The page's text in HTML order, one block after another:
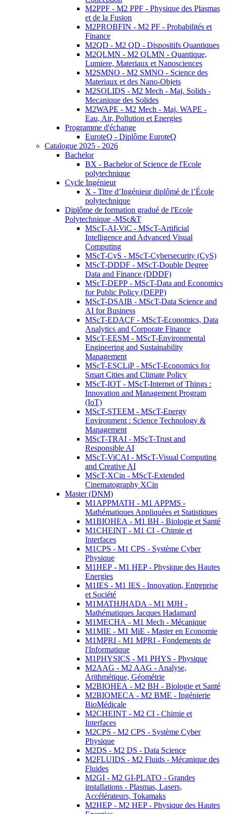
M2PPF - M2 PPF - Physique des Plasmas
et de la Fusion
M2PROBFIN - M2 PF - Probabilités et
Finance
M2QD - M2 QD - Dispositifs Quantiques
M2QLMN - M2 QLMN - Quantique,
Lumiere, Materiaux et Nanosciences
M2SMNO - M2 SMNO - Science des
Materiaux et des Nano-Objets
M2SOLIDS - M2 Mech - Maj. Solids -
Mecanique des Solides
M2WAPE - M2 Mech - Maj. WAPE -
Eau, Air, Pollution et Energies
Programme d'échange
EuroteQ - Diplôme EuroteQ
Catalogue 2025 - 2026
Bachelor
BX - Bachelor of Science de l'Ecole
polytechnique
Cycle Ingénieur
X - Titre d’Ingénieur diplômé de l’École
polytechnique
Diplôme de formation gradué de l'Ecole
Polytechnique -MSc&T
MScT-AI-ViC - MScT-Artificial
Intelligence and Advanced Visual
Computing
MScT-CyS - MScT-Cybersecurity (CyS)
MScT-DDDF - MScT-Double Degree
Data and Finance (DDDF)
MScT-DEPP - MScT-Data and Economics
for Public Policy (DEPP)
MScT-DSAIB - MScT-Data Science and
AI for Business
MScT-EDACF - MScT-Economics, Data
Analytics and Corporate Finance
MScT-EESM - MScT-Environmental
Engineering and Sustainability
Management
MScT-ESCLiP - MScT-Economics for
Smart Cities and Climate Policy
MScT-IOT - MScT-Internet of Things :
Innovation and Management Program
(IoT)
MScT-STEEM - MScT-Energy
Environment : Science Technology &
Management
MScT-TRAI - MScT-Trust and
Responsible AI
MScT-ViCAI - MScT-Visual Computing
and Creative AI
MScT-XCin - MScT-Extended
Cinematography XCin
Master (DNM)
M1APPMATH - M1 APPMS -
Mathématiques Appliquées et Statistiques
M1BIOHEA - M1 BH - Biologie et Santé
M1CHEINT - M1 CI - Chimie et
Interfaces
M1CPS - M1 CPS - Système Cyber
Physique
M1HEP - M1 HEP - Physique des Hautes
Energies
M1IES - M1 IES - Innovation, Entreprise
et Société
M1MATHJHADA - M1 MJH -
Mathématiques Jacques Hadamard
M1MECHA - M1 Mech - Mécanique
M1MIE - M1 MiE - Master en Economie
M1MPRI - M1 MPRI - Fondements de
l'Informatique
M1PHYSICS - M1 PHYS - Physique
M2AAG - M2 AAG - Analyse,
Arithmétique, Géométrie
M2BIOHEA - M2 BH - Biologie et Santé
M2BIOMECA - M2 BME - Ingénierie
BioMédicale
M2CHEINT - M2 CI - Chimie et
Interfaces
M2CPS - M2 CPS - Système Cyber
Physique
M2DS - M2 DS - Data Science
M2FLUIDS - M2 Fluids - Mécanique des
Fluides
M2GI - M2 GI-PLATO - Grandes
installations - Plasmas, Lasers,
Accélérateurs, Tokamaks
M2HEP - M2 HEP - Physique des Hautes